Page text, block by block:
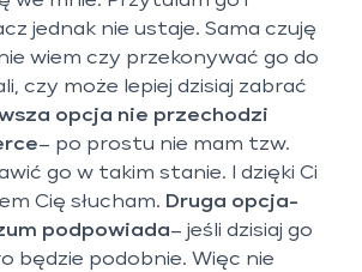
jednak nie ustaje. Sama czuję
wiem czy przekonywać go do
czy może lepiej dzisiaj zabrać
opcja nie przechodzi
– po prostu nie mam tzw.
go w takim stanie. I dzięki Ci
Cię słucham. Druga opcja-
podpowiada– jeśli dzisiaj go
będzie podobnie. Więc nie